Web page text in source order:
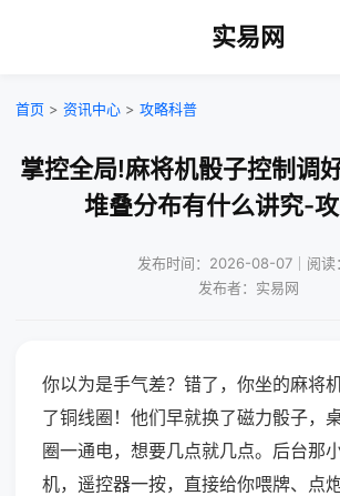
实易网
首页 > 资讯中心 > 攻略科普
掌控全局!麻将机骰子控制调
堆叠分布有什么讲究-
发布时间：2026-08-07｜阅读
发布者：实易网
你以为是手气差？错了，你坐的麻将
了铜线圈！他们早就换了磁力骰子，
圈一通电，想要几点就几点。后台那
机，遥控器一按，直接给你喂牌、点炮